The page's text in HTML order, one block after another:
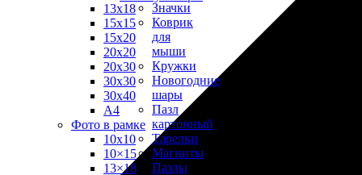
Значки
Коврик
для
мыши
Кружки
Новогодние
шары
Пазл
картонный
Тарелки
Магниты
Пазлы
13х18
15х15
15х20
20х20
20х30
30х30
30х40
А4
Фото в рамке
10х10
10×15
13×18